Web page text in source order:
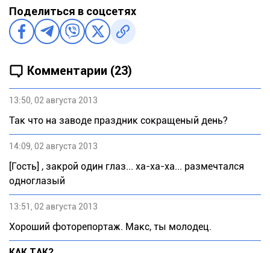
Поделиться в соцсетях
Комментарии (23)
13:50, 02 августа 2013
Так что на заводе праздник сокращеный день?
14:09, 02 августа 2013
[Гость] , закрой один глаз... ха-ха-ха... размечтался
одноглазый
13:51, 02 августа 2013
Хороший фоторепортаж. Макс, ты молодец.